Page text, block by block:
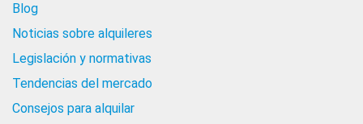
Blog
Noticias sobre alquileres
Legislación y normativas
Tendencias del mercado
Consejos para alquilar